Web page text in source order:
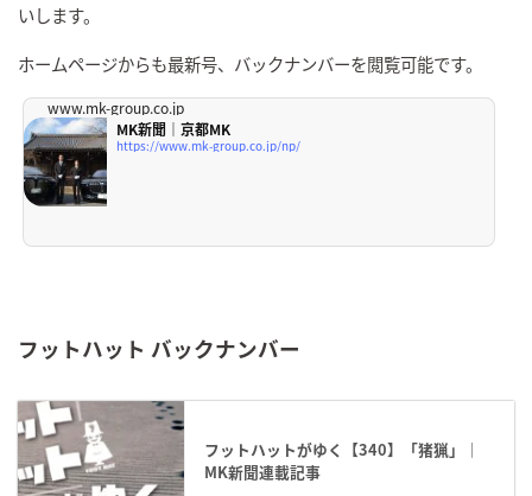
いします。
ホームページからも最新号、バックナンバーを閲覧可能です。
www.mk-group.co.jp
MK新聞｜京都MK
https://www.mk-group.co.jp/np/
フットハット バックナンバー
フットハットがゆく【340】「猪猟」｜
MK新聞連載記事